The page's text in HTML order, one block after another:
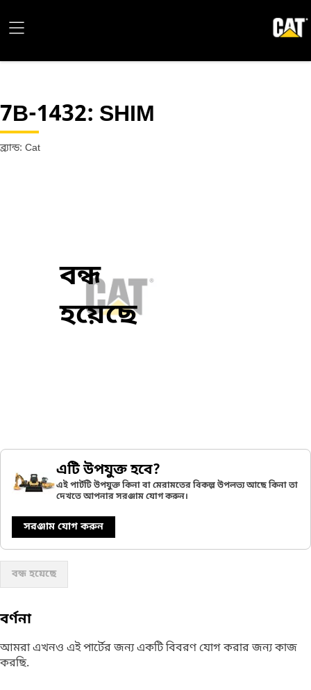
7B-1432: SHIM
ব্র্যান্ড: Cat
বন্ধ
হয়েছে
এটি উপযুক্ত হবে?
এই পার্টটি উপযুক্ত কিনা বা মেরামতের বিকল্প উপলভ্য আছে কিনা তা
দেখতে আপনার সরঞ্জাম যোগ করুন।
সরঞ্জাম যোগ করুন
বন্ধ হয়েছে
বর্ণনা
আমরা এখনও এই পার্টের জন্য একটি বিবরণ যোগ করার জন্য কাজ
করছি.